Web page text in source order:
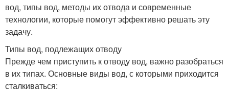
вод, типы вод, методы их отвода и современные
технологии, которые помогут эффективно решать эту
задачу.
Типы вод, подлежащих отводу
Прежде чем приступить к отводу вод, важно разобраться
в их типах. Основные виды вод, с которыми приходится
сталкиваться: